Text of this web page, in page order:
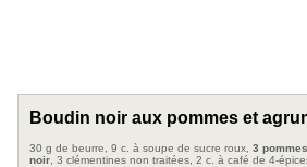
Boudin noir aux pommes et
30 g de beurre, 9 c. à soupe de sucre roux, 3 pommes
noir , 3 clémentines non traitées, 2 c. à café de 4-